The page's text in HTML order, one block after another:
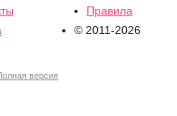
Правила
© 2011-2026
версия